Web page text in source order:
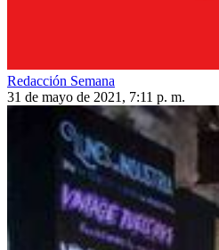
Redacción Semana
31 de mayo de 2021, 7:11 p. m.